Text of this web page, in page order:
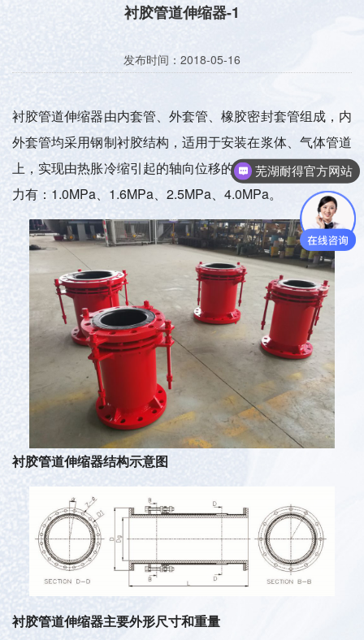
衬胶管道伸缩器-1
发布时间：2018-05-16
衬胶管道伸缩器由内套管、外套管、橡胶密封套管组成，内
外套管均采用钢制衬胶结构，适用于安装在浆体、气体管道
上，实现由热胀冷缩引起的轴向位移的补偿，适应的工作压
力有：1.0MPa、1.6MPa、2.5MPa、4.0MPa。
衬胶管道伸缩器结构示意图
衬胶管道伸缩器主要外形尺寸和重量
芜湖耐得官方网站